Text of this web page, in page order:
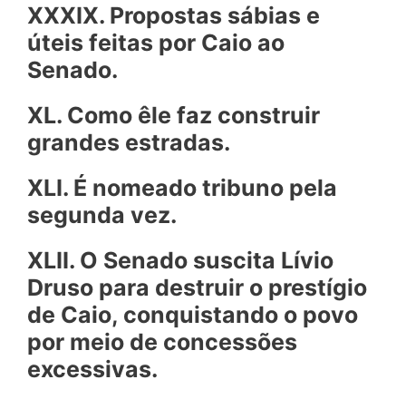
XXXIX. Propostas sábias e
úteis feitas por Caio ao
Senado.
XL. Como êle faz construir
grandes estradas.
XLI. É nomeado tribuno pela
segunda vez.
XLII. O Senado suscita Lívio
Druso para destruir o prestígio
de Caio, conquistando o povo
por meio de concessões
excessivas.